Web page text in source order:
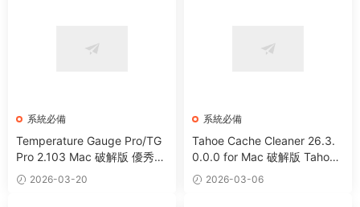
系統必備
Temperature Gauge Pro/TG
Pro 2.103 Mac 破解版 優秀硬
件溫度監測工具
2026-03-20
系統必備
Tahoe Cache Cleaner 26.3.
0.0.0 for Mac 破解版 Tahoe
系統優化防病毒清理軟件
2026-03-06